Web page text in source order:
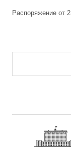
Распоряжение от